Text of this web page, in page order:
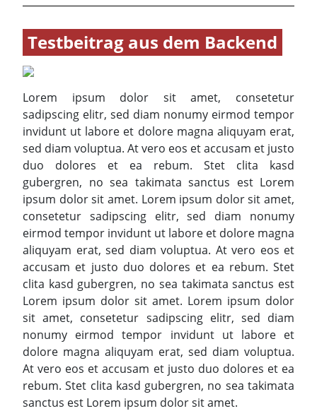
Testbeitrag aus dem Backend
Lorem ipsum dolor sit amet, consetetur
sadipscing elitr, sed diam nonumy eirmod tempor
invidunt ut labore et dolore magna aliquyam erat,
sed diam voluptua. At vero eos et accusam et justo
duo dolores et ea rebum. Stet clita kasd
gubergren, no sea takimata sanctus est Lorem
ipsum dolor sit amet. Lorem ipsum dolor sit amet,
consetetur sadipscing elitr, sed diam nonumy
eirmod tempor invidunt ut labore et dolore magna
aliquyam erat, sed diam voluptua. At vero eos et
accusam et justo duo dolores et ea rebum. Stet
clita kasd gubergren, no sea takimata sanctus est
Lorem ipsum dolor sit amet. Lorem ipsum dolor
sit amet, consetetur sadipscing elitr, sed diam
nonumy eirmod tempor invidunt ut labore et
dolore magna aliquyam erat, sed diam voluptua.
At vero eos et accusam et justo duo dolores et ea
rebum. Stet clita kasd gubergren, no sea takimata
sanctus est Lorem ipsum dolor sit amet.